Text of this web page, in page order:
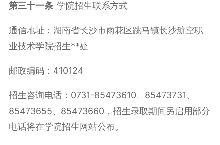
第三十一条 学院招生联系方式
通信地址：湖南省长沙市雨花区跳马镇长沙航空职
业技术学院招生**处
邮政编码：410124
招生咨询电话：0731-85473610、85473731、
85473655、85473660，招生录取期间另启用部分
电话将在学院招生网站公布。